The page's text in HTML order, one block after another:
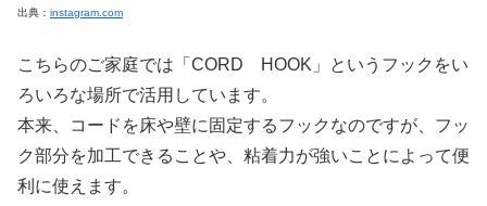
出典： instagram.com
こちらのご家庭では「CORD HOOK」というフックをい
ろいろな場所で活用しています。
本来、コードを床や壁に固定するフックなのですが、フッ
ク部分を加工できることや、粘着力が強いことによって便
利に使えます。